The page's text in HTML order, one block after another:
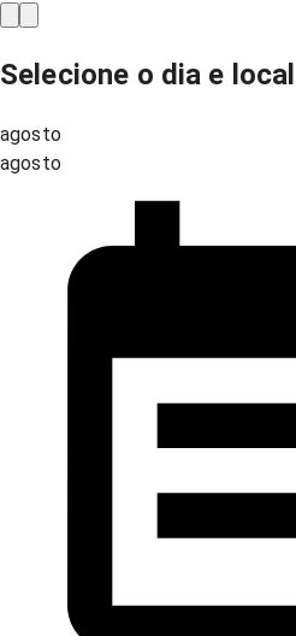
Selecione o dia e local
agosto
agosto